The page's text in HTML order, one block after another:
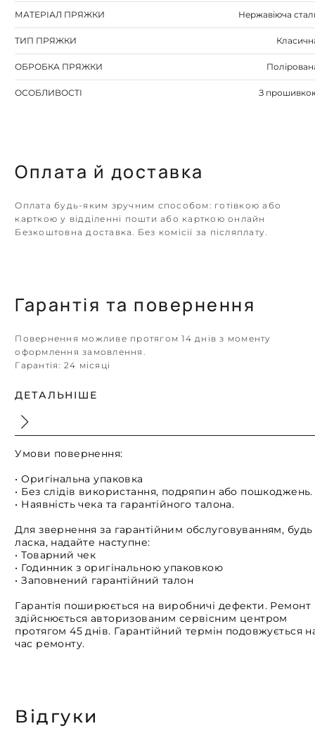
МАТЕРІАЛ ПРЯЖКИ Нержавіюча
ТИП ПРЯЖКИ
ОБРОБКА ПРЯЖКИ
ОСОБЛИВОСТІ З
Оплата й доставка
Оплата будь-яким зручним способом: готівкою або
карткою у відділенні пошти або карткою онлайн
Безкоштовна доставка. Без комісії за післяплату.
Гарантія та повернення
Повернення можливе протягом 14 днів з моменту
оформлення замовлення.
Гарантія: 24 місяці
ДЕТАЛЬНІШЕ
Умови повернення:
• Оригінальна упаковка
• Без слідів використання, подряпин або пошкоджень.
• Наявність чека та гарантійного талона.
Для звернення за гарантійним обслуговуванням, будь
ласка, надайте наступне:
• Товарний чек
• Годинник з оригінальною упаковкою
• Заповнений гарантійний талон
Гарантія поширюється на виробничі дефекти. Ремонт
здійснюється авторизованим сервісним центром
протягом 45 днів. Гарантійний термін подовжується
час ремонту.
Відгуки